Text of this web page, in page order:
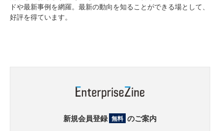
ドや最新事例を網羅。最新の動向を知ることができる場として、
好評を得ています。
新規会員登録 無料 のご案内